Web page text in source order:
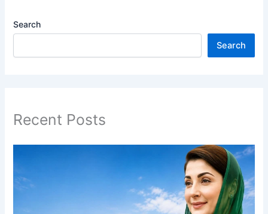
Search
Search
Recent Posts